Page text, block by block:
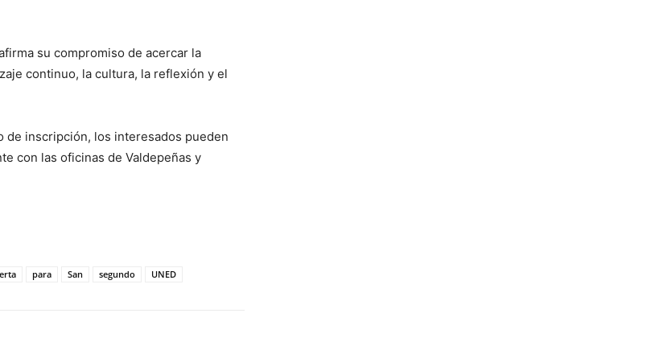
su compromiso de acercar la
continuo, la cultura, la reflexión y el
de inscripción, los interesados pueden
con las oficinas de Valdepeñas y
para San segundo UNED